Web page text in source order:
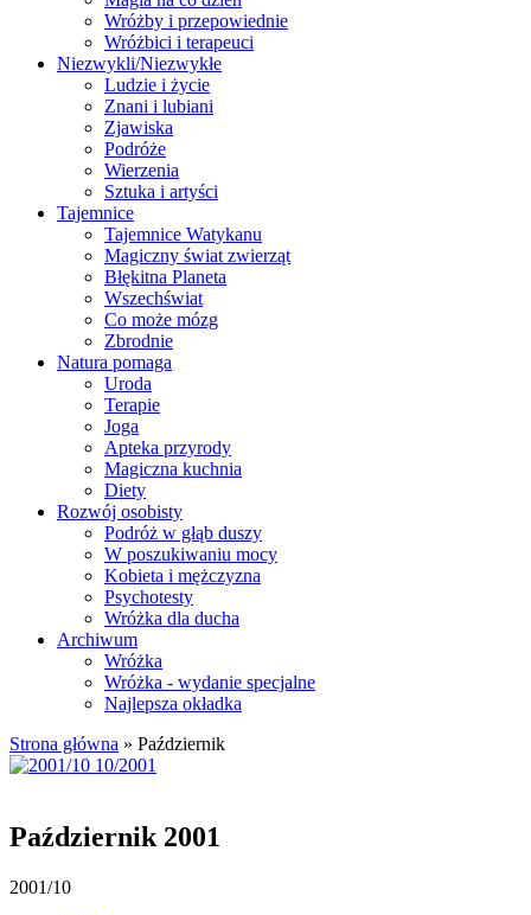
Wróżby i przepowiednie
Wróżbici i terapeuci
Niezwykli/Niezwykłe
Ludzie i życie
Znani i lubiani
Zjawiska
Podróże
Wierzenia
Sztuka i artyści
Tajemnice
Tajemnice Watykanu
Magiczny świat zwierząt
Błękitna Planeta
Wszechświat
Co może mózg
Zbrodnie
Natura pomaga
Uroda
Terapie
Joga
Apteka przyrody
Magiczna kuchnia
Diety
Rozwój osobisty
Podróż w głąb duszy
W poszukiwaniu mocy
Kobieta i mężczyzna
Psychotesty
Wróżka dla ducha
Archiwum
Wróżka
Wróżka - wydanie specjalne
Najlepsza okładka
Strona główna » Październik
Październik 2001
2001/10